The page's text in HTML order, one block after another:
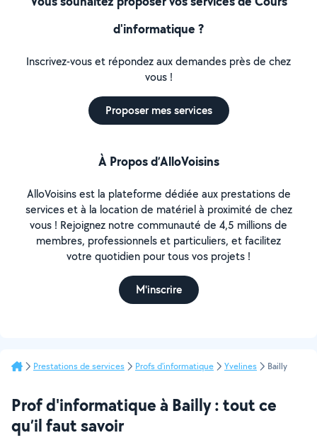
d'informatique ?
Inscrivez-vous et répondez aux demandes près de chez
vous !
Proposer mes services
À Propos d’AlloVoisins
AlloVoisins est la plateforme dédiée aux prestations de
services et à la location de matériel à proximité de chez
vous ! Rejoignez notre communauté de 4,5 millions de
membres, professionnels et particuliers, et facilitez
votre quotidien pour tous vos projets !
M'inscrire
Prestations de services Profs d'informatique Yvelines Bailly
Prof d'informatique à Bailly : tout ce
qu’il faut savoir